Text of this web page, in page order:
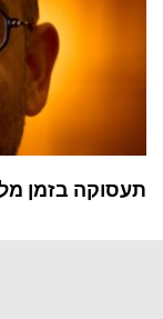
תעסוקה בזמן